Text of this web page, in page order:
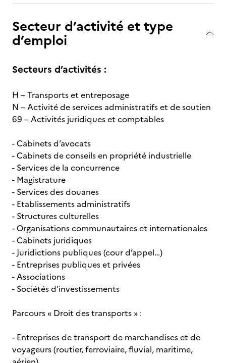
Secteur d’activité et type
d’emploi
Secteurs d’activités :
H – Transports et entreposage
N – Activité de services administratifs et de soutien
69 – Activités juridiques et comptables
- Cabinets d’avocats
- Cabinets de conseils en propriété industrielle
- Services de la concurrence
- Magistrature
- Services des douanes
- Etablissements administratifs
- Structures culturelles
- Organisations communautaires et internationales
- Cabinets juridiques
- Juridictions publiques (cour d’appel…)
- Entreprises publiques et privées
- Associations
- Sociétés d’investissements
Parcours « Droit des transports » :
- Entreprises de transport de marchandises et de
voyageurs (routier, ferroviaire, fluvial, maritime,